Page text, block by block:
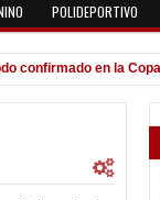
POLIDEPORTIVO
en la Copa